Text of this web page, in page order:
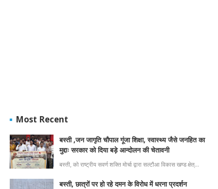
Most Recent
बस्ती ,जन जागृति चौपाल गूंजा शिक्षा, स्वास्थ्य जैसे जनहित का
मुद्दाः सरकार को दिया बड़े आन्दोलन की चेतावनी
बस्ती, को राष्ट्रीय सवर्ण शक्ति मोर्चा द्वारा सल्टौआ विकास खण्ड क्षेत्…
बस्ती, छात्रों पर हो रहे दमन के विरोध में धरना प्रदर्शन